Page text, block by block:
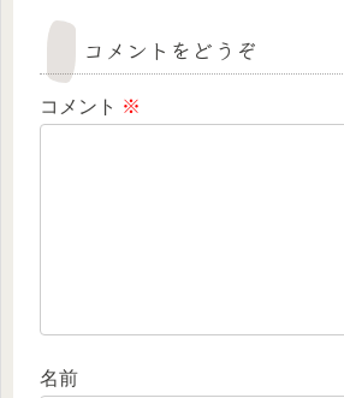
コメントをどうぞ
コメント ※
名前